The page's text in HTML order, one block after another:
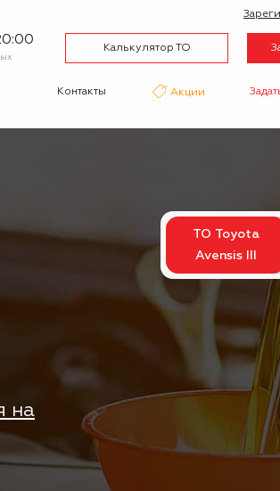
Калькулятор ТО
Контакты Акции
ТО Toyota
Avensis III
на